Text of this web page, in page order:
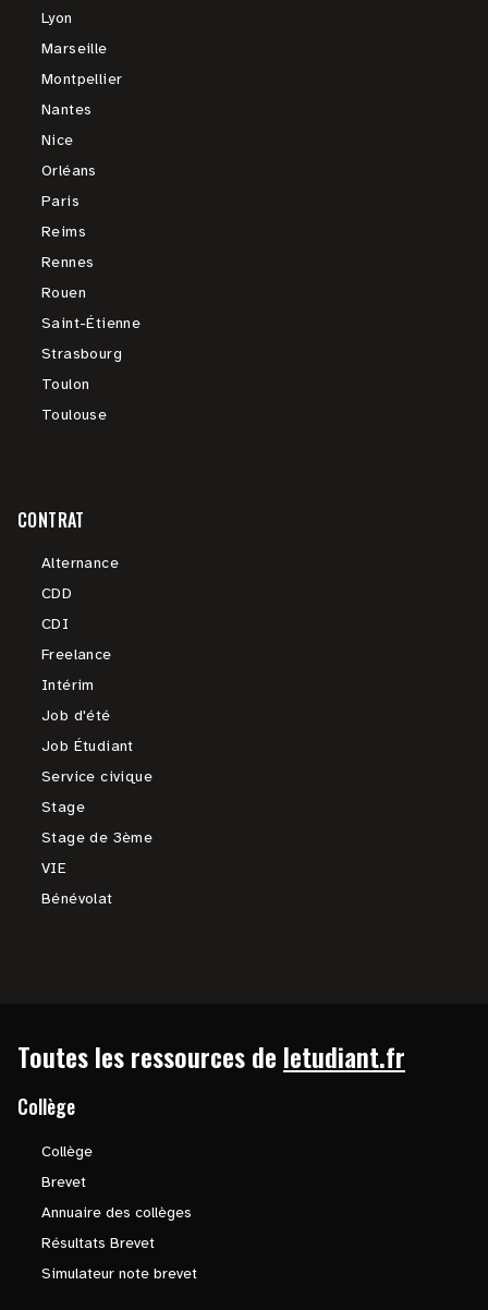
Lyon
Marseille
Montpellier
Nantes
Nice
Orléans
Paris
Reims
Rennes
Rouen
Saint-Étienne
Strasbourg
Toulon
Toulouse
CONTRAT
Alternance
CDD
CDI
Freelance
Intérim
Job d'été
Job Étudiant
Service civique
Stage
Stage de 3ème
VIE
Bénévolat
Toutes les ressources de letudiant.fr
Collège
Collège
Brevet
Annuaire des collèges
Résultats Brevet
Simulateur note brevet